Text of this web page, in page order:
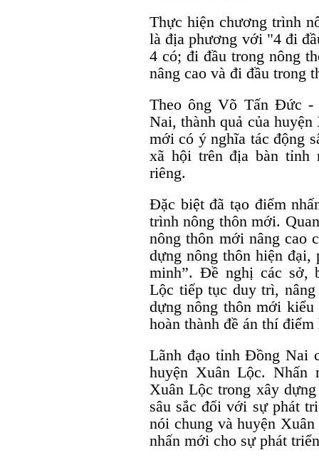
Thực hiện chương trình
là địa phương với "4 đi
4 có; đi đầu trong nông
nâng cao và đi đầu trong
Theo ông Võ Tấn Đức
Nai, thành quả của
mới có ý nghĩa tác động
xã hội trên địa bàn tỉnh
riêng.
Đặc biệt đã tạo điểm
trình nông thôn mới.
nông thôn mới nâng cao
dựng nông thôn hiện đại,
minh”. Đề nghị các sở,
Lộc tiếp tục duy trì,
dựng nông thôn mới kiểu
hoàn thành đề án thí
Lãnh đạo tỉnh Đồng Nai
huyện Xuân Lộc. Nhấn
Xuân Lộc trong xây
sâu sắc đối với sự phát
nói chung và huyện
nhấn mới cho sự phát